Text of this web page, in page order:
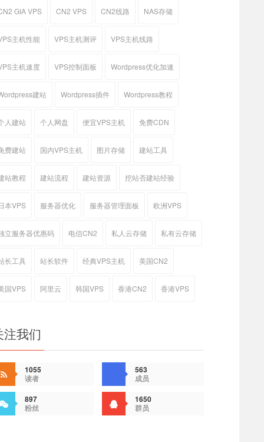
GIA VPS CN2 VPS CN2线路 NAS存储
主机性能 VPS主机测评 VPS主机线路
主机速度 VPS控制面板 Wordpress优化加速
建站 Wordpress插件 Wordpress教程
人建站 个人网盘 便宜VPS主机 免费CDN
费建站 国内VPS主机 图片存储 建站工具
站教程 建站流程 建站资源 挖站否建站经验
本VPS 服务器优化 服务器管理面板 欧洲VPS
立服务器优惠码 电信CN2 私人云存储 私有云存储
长工具 站长软件 经典VPS主机 美国CN2
国VPS 阿里云 韩国VPS 香港CN2 香港VPS
注我们
1055
读者
563
成员
897
粉丝
1650
群员